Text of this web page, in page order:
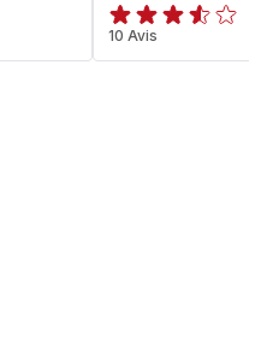
ratings.3.5
10 Avis